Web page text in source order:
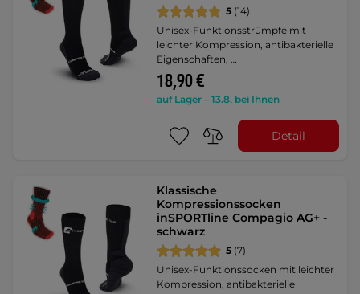
5 (14)
Unisex-Funktionsstrümpfe mit
leichter Kompression, antibakterielle
Eigenschaften, …
18,90 €
auf Lager – 13.8. bei Ihnen
Detail
Klassische
Kompressionssocken
inSPORTline Compagio AG+ -
schwarz
5 (7)
Unisex-Funktionssocken mit leichter
Kompression, antibakterielle